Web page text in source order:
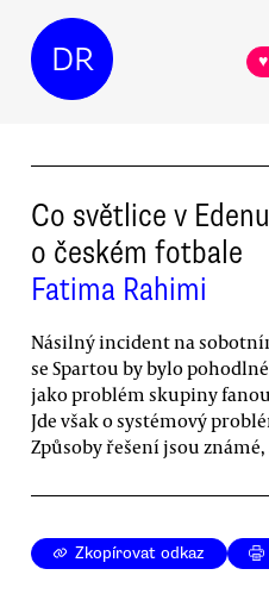
DR
Co světlice v
o českém fotbale
Fatima Rahimi
Násilný incident na
se Spartou by bylo
jako problém skupiny
Jde však o systémový
Způsoby řešení jsou
Zkopírovat odkaz